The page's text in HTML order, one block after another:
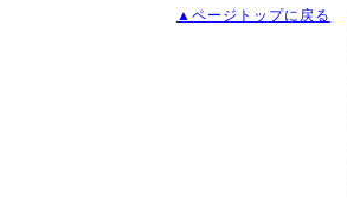
▲ページトップに戻る